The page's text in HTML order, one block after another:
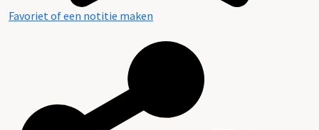
Favoriet of een notitie maken